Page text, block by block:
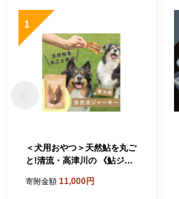
1
＜犬用おやつ＞天然鮎を丸ご
と!清流・高津川の 《鮎ジャ
使用)【1762174】
寄附金額 11,000円